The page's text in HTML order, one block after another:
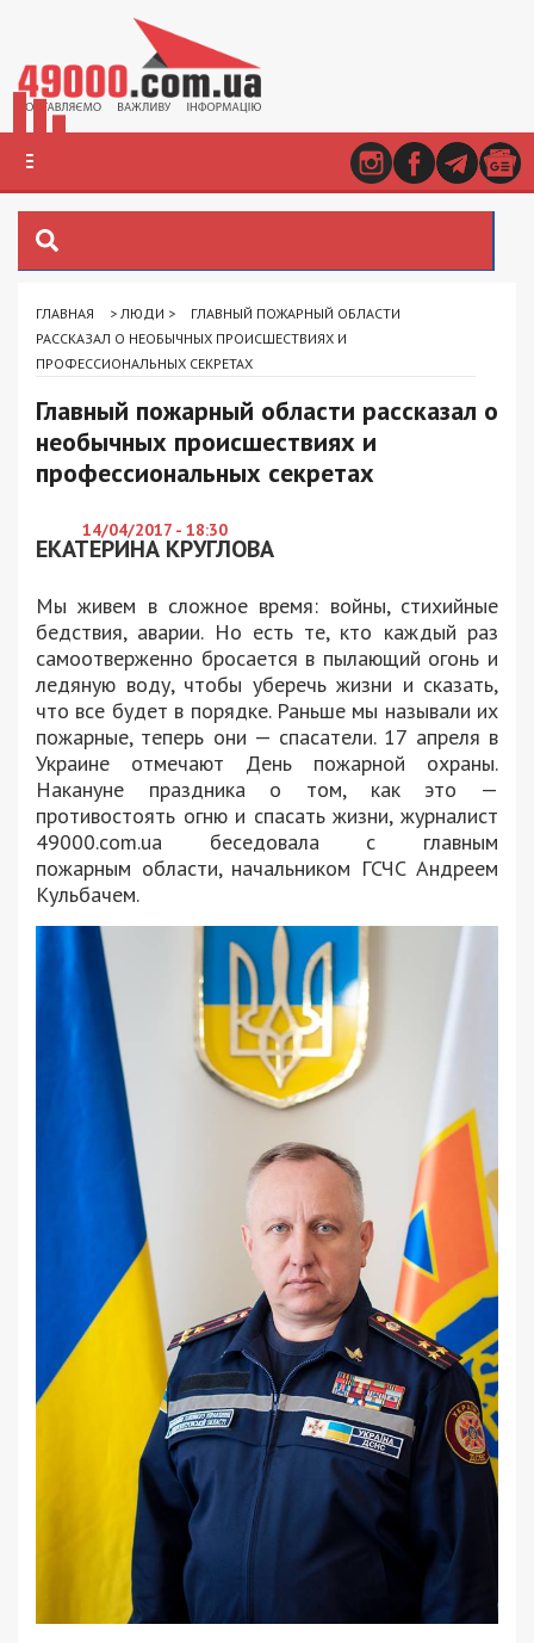
ГЛАВНАЯ > ЛЮДИ >
ГЛАВНЫЙ ПОЖАРНЫЙ ОБЛАСТИ
РАССКАЗАЛ О НЕОБЫЧНЫХ ПРОИСШЕСТВИЯХ И
ПРОФЕССИОНАЛЬНЫХ СЕКРЕТАХ
Главный пожарный области рассказал о
необычных происшествиях и
профессиональных секретах
14/04/2017 - 18:30
ЕКАТЕРИНА КРУГЛОВА
Мы живем в сложное время: войны, стихийные
бедствия, аварии. Но есть те, кто каждый раз
самоотверженно бросается в пылающий огонь и
ледяную воду, чтобы уберечь жизни и сказать,
что все будет в порядке. Раньше мы называли их
пожарные, теперь они — спасатели. 17 апреля в
Украине отмечают День пожарной охраны.
Накануне праздника о том, как это —
противостоять огню и спасать жизни, журналист
49000.com.ua беседовала с главным
пожарным области, начальником ГСЧС Андреем
Кульбачем.